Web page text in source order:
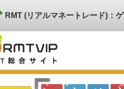
RMT (リアルマネートレード)：